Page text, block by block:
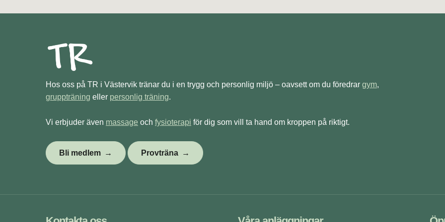
Hos oss på TR i Västervik tränar du i en trygg och personlig miljö – oavsett om du föredrar gym,
gruppträning eller personlig träning.
Vi erbjuder även massage och fysioterapi för dig som vill ta hand om kroppen på riktigt.
Bli medlem Provträna